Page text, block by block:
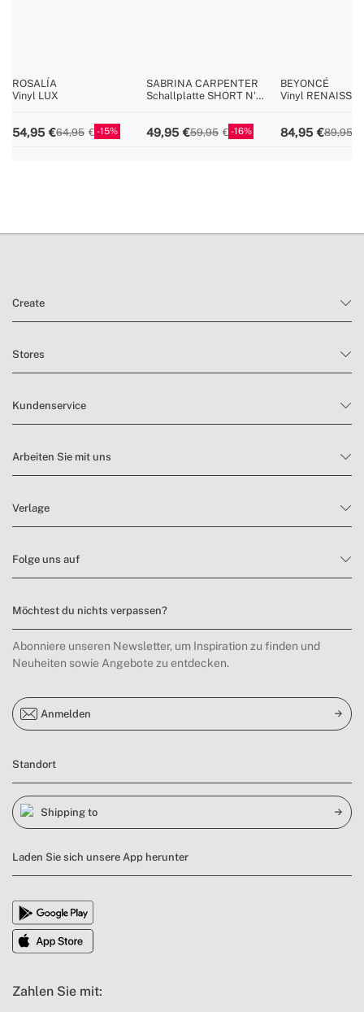
ROSALÍA
Vinyl LUX
54,95 64,95 15
SABRINA CARPENTER
Schallplatte SHORT N'
49,95 59,95 16
BEYONCÉ
Vinyl
84,95 89,95
Create
Stores
Kundenservice
Arbeiten Sie mit uns
Verlage
Folge uns auf
Möchtest du nichts verpassen?
Abonniere unseren Newsletter, um Inspiration zu finden und
Neuheiten sowie Angebote zu entdecken.
Anmelden
Standort
Shipping to
Laden Sie sich unsere App herunter
Zahlen Sie mit: